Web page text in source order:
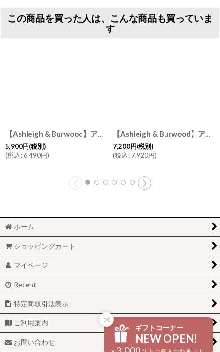
この商品を買った人は、こんな商品も買っていま
す
【Ashleigh & Burwood】アシュレイ＆バーウッド ピーコックフェザー Peacock feather フレグランスランプS 消臭 フレグランスランプ イギリス
5,900円(税別)
(税込:6,490円)
【Ashleigh & Burwood】アシュレイ＆バーウッド 消臭 フレグランスランプL フロスティッドブルーム Frosted Bloom ハンドメイド イギリス製
7,200円(税別)
(税込: 7,920円)
ホーム
ショッピングカート
マイページ
Recent
特定商取引法表示
ご利用案内
お問い合わせ
ギフトコーナー
NEW OPEN!